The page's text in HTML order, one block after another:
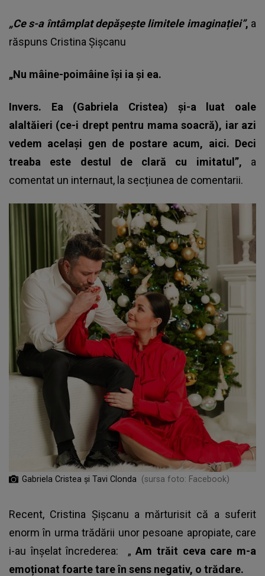
„Ce s-a întâmplat depășește limitele imaginației”, a
răspuns Cristina Șișcanu
„Nu mâine-poimâine își ia și ea.
Invers. Ea (Gabriela Cristea) și-a luat oale
alaltăieri (ce-i drept pentru mama soacră), iar azi
vedem același gen de postare acum, aici. Deci
treaba este destul de clară cu imitatul”, a
comentat un internaut, la secțiunea de comentarii.
Gabriela Cristea și Tavi Clonda (sursa foto: Facebook)
Recent, Cristina Șișcanu a mărturisit că a suferit
enorm în urma trădării unor pesoane apropiate, care
i-au înșelat încrederea: „Am trăit ceva care m-a
emoționat foarte tare în sens negativ, o trădare.